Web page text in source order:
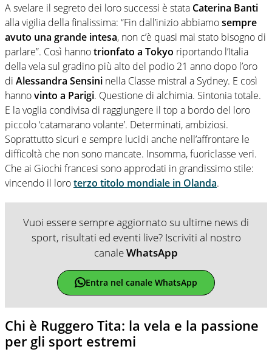
A svelare il segreto dei loro successi è stata Caterina Banti
alla vigilia della finalissima: “Fin dall’inizio abbiamosempre
avuto una grande intesa, non c’è quasi mai stato bisogno di
parlare”. Così hannotrionfato a Tokyo riportando l’Italia
della vela sul gradino più alto del podio 21 anno dopo l’oro
di Alessandra Sensini nella Classe mistral a Sydney. E così
hannovinto a Parigi. Questione di alchimia. Sintonia totale.
E la voglia condivisa di raggiungere il top a bordo del loro
piccolo ‘catamarano volante’. Determinati, ambiziosi.
Soprattutto sicuri e sempre lucidi anche nell’affrontare le
difficoltà che non sono mancate. Insomma, fuoriclasse veri.
Che ai Giochi francesi sono approdati in grandissimo stile:
vincendo il loroterzo titolo mondiale in Olanda.
Vuoi essere sempre aggiornato su ultime news di
sport, risultati ed eventi live? Iscriviti al nostro
canaleWhatsApp
Entra nel canale WhatsApp
Chi è Ruggero Tita: la vela e la passione
per gli sport estremi